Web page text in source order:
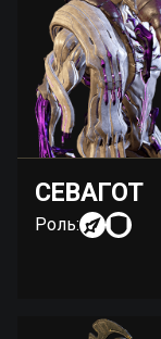
СЕВАГОТ
Роль: